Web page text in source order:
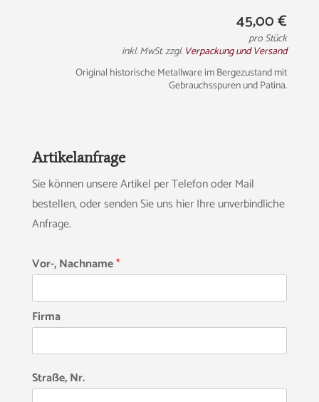
45,00€
pro Stück
inkl. MwSt. zzgl. Verpackung und Versand
Original historische Metallware im Bergezustand mit
Gebrauchsspuren und Patina.
Artikelanfrage
Sie können unsere Artikel per Telefon oder Mail
bestellen, oder senden Sie uns hier Ihre unverbindliche
Anfrage.
Vor-, Nachname*
Firma
Straße, Nr.